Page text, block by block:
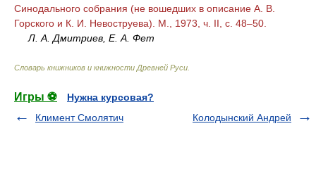
Синодального собрания (не вошедших в описание А. В.
Горского и К. И. Невоструева). М., 1973, ч. II, с. 48–50.
Л. А. Дмитриев, Е. А. Фет
Словарь книжников и книжности Древней Руси
Игры ⚽
Нужна курсовая?
Климент Смолятич
Колодынский Андрей